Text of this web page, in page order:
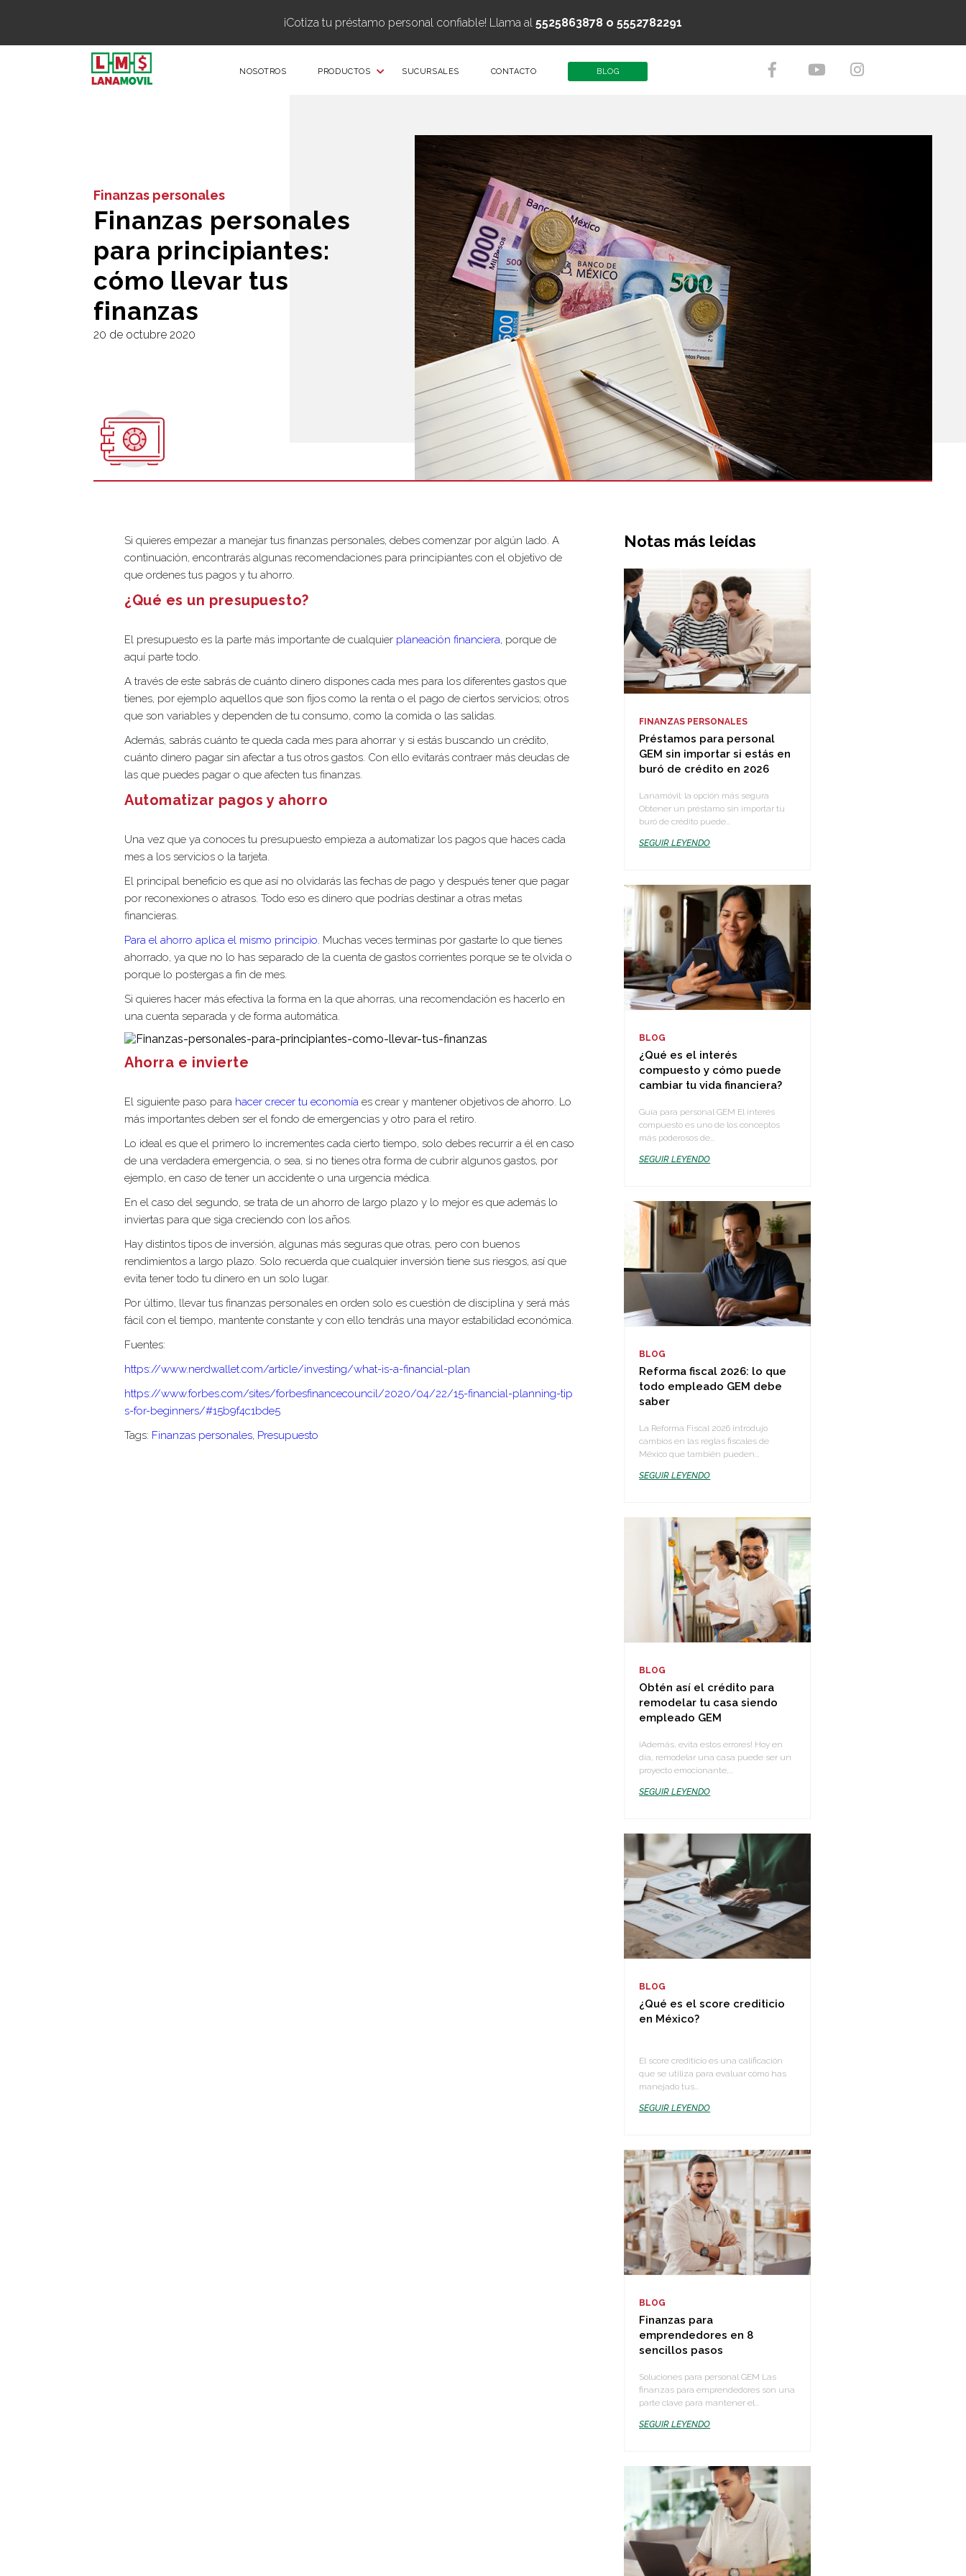
¡Cotiza tu préstamo personal confiable! Llama al 5525863878 o 5552782291
NOSOTROS PRODUCTOS SUCURSALES CONTACTO BLOG
Finanzas personales
Finanzas personales
para principiantes:
cómo llevar tus
finanzas
20 de octubre 2020
Si quieres empezar a manejar tus finanzas personales, debes comenzar por algún lado. A
continuación, encontrarás algunas recomendaciones para principiantes con el objetivo de
que ordenes tus pagos y tu ahorro.
¿Qué es un presupuesto?
El presupuesto es la parte más importante de cualquier planeación financiera, porque de
aquí parte todo.
A través de este sabrás de cuánto dinero dispones cada mes para los diferentes gastos que
tienes, por ejemplo aquellos que son fijos como la renta o el pago de ciertos servicios; otros
que son variables y dependen de tu consumo, como la comida o las salidas.
Además, sabrás cuánto te queda cada mes para ahorrar y si estás buscando un crédito,
cuánto dinero pagar sin afectar a tus otros gastos. Con ello evitarás contraer más deudas de
las que puedes pagar o que afecten tus finanzas.
Automatizar pagos y ahorro
Una vez que ya conoces tu presupuesto empieza a automatizar los pagos que haces cada
mes a los servicios o la tarjeta.
El principal beneficio es que así no olvidarás las fechas de pago y después tener que pagar
por reconexiones o atrasos. Todo eso es dinero que podrías destinar a otras metas
financieras.
Para el ahorro aplica el mismo principio. Muchas veces terminas por gastarte lo que tienes
ahorrado, ya que no lo has separado de la cuenta de gastos corrientes porque se te olvida o
porque lo postergas a fin de mes.
Si quieres hacer más efectiva la forma en la que ahorras, una recomendación es hacerlo en
una cuenta separada y de forma automática.
Ahorra e invierte
El siguiente paso para hacer crecer tu economía es crear y mantener objetivos de ahorro. Lo
más importantes deben ser el fondo de emergencias y otro para el retiro.
Lo ideal es que el primero lo incrementes cada cierto tiempo, solo debes recurrir a él en caso
de una verdadera emergencia, o sea, si no tienes otra forma de cubrir algunos gastos, por
ejemplo, en caso de tener un accidente o una urgencia médica.
En el caso del segundo, se trata de un ahorro de largo plazo y lo mejor es que además lo
inviertas para que siga creciendo con los años.
Hay distintos tipos de inversión, algunas más seguras que otras, pero con buenos
rendimientos a largo plazo. Solo recuerda que cualquier inversión tiene sus riesgos, así que
evita tener todo tu dinero en un solo lugar.
Por último, llevar tus finanzas personales en orden solo es cuestión de disciplina y será más
fácil con el tiempo, mantente constante y con ello tendrás una mayor estabilidad económica.
Fuentes:
https://www.nerdwallet.com/article/investing/what-is-a-financial-plan
https://www.forbes.com/sites/forbesfinancecouncil/2020/04/22/15-financial-planning-tip
s-for-beginners/#15b9f4c1bde5
Tags: Finanzas personales, Presupuesto
Notas más leídas
FINANZAS PERSONALES
Préstamos para personal
GEM sin importar si estás en
buró de crédito en 2026
Lanamóvil: la opción más segura
Obtener un préstamo sin importar tu
buró de crédito puede...
SEGUIR LEYENDO
BLOG
¿Qué es el interés
compuesto y cómo puede
cambiar tu vida financiera?
Guía para personal GEM El interés
compuesto es uno de los conceptos
más poderosos de...
SEGUIR LEYENDO
BLOG
Reforma fiscal 2026: lo que
todo empleado GEM debe
saber
La Reforma Fiscal 2026 introdujo
cambios en las reglas fiscales de
México que también pueden...
SEGUIR LEYENDO
BLOG
Obtén así el crédito para
remodelar tu casa siendo
empleado GEM
¡Además, evita estos errores! Hoy en
día, remodelar una casa puede ser un
proyecto emocionante,...
SEGUIR LEYENDO
BLOG
¿Qué es el score crediticio
en México?
El score crediticio es una calificación
que se utiliza para evaluar cómo has
manejado tus...
SEGUIR LEYENDO
BLOG
Finanzas para
emprendedores en 8
sencillos pasos
Soluciones para personal GEM Las
finanzas para emprendedores son una
parte clave para mantener el...
SEGUIR LEYENDO